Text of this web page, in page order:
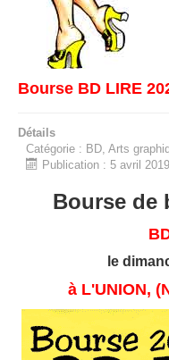
Bourse BD LIRE
Détails
Catégorie : BD, Arts
Publication : 5 avril 2019
Bourse de
le
à L'UNION,